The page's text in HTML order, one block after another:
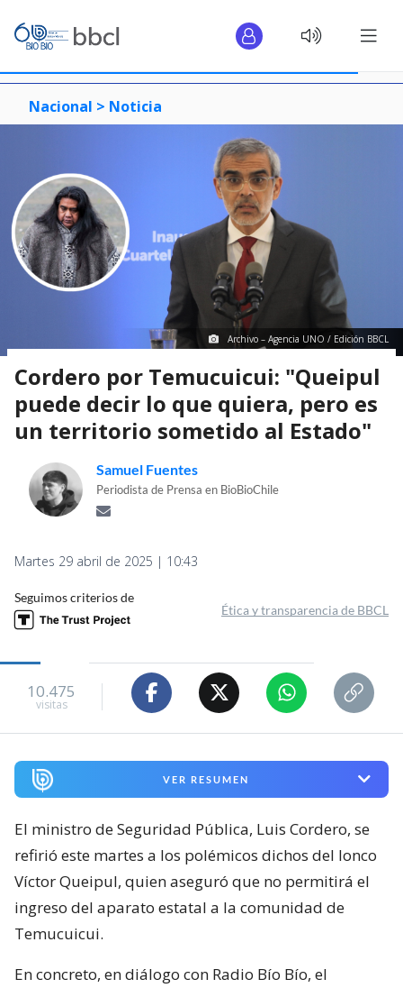
Nacional > Noticia
Archivo – Agencia UNO / Edición BBCL
Cordero por Temucuicui: "Queipul
puede decir lo que quiera, pero es
un territorio sometido al Estado"
Samuel Fuentes
Periodista de Prensa en BioBioChile
Martes 29 abril de 2025 | 10:43
Seguimos criterios de
Ética y transparencia de BBCL
10.475
visitas
VER RESUMEN
El ministro de Seguridad Pública, Luis Cordero, se
refirió este martes a los polémicos dichos del lonco
Víctor Queipul, quien aseguró que no permitirá el
ingreso del aparato estatal a la comunidad de
Temucuicui.
En concreto, en diálogo con Radio Bío Bío, el